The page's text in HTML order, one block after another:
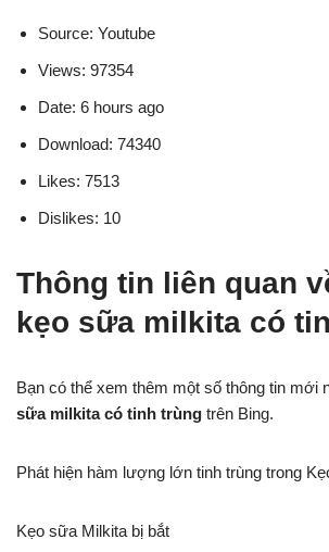
Source: Youtube
Views: 97354
Date: 6 hours ago
Download: 74340
Likes: 7513
Dislikes: 10
Thông tin liên quan
kẹo sữa milkita có
Bạn có thể xem thêm một số thông tin mới
sữa milkita có tinh trùng trên Bing.
Phát hiện hàm lượng lớn tinh trùng trong
Kẹo sữa Milkita bị bắt